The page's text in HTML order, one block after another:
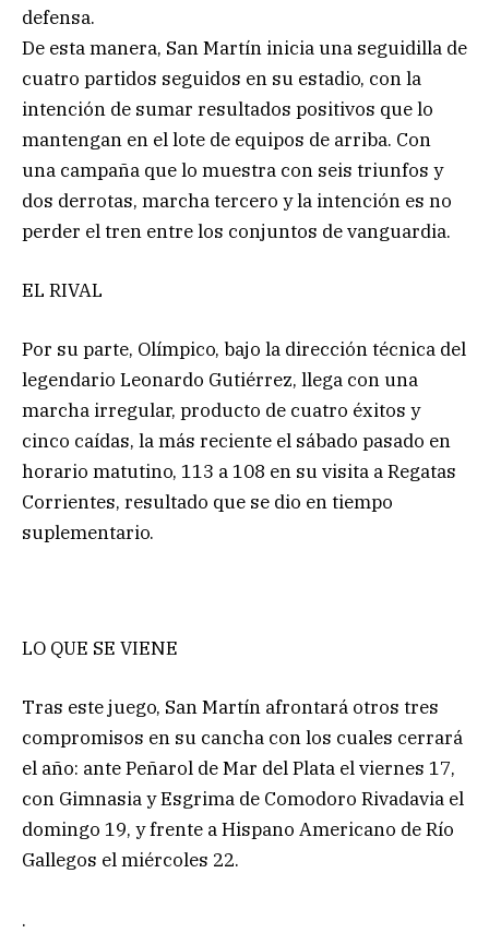
defensa.
De esta manera, San Martín inicia una seguidilla de
cuatro partidos seguidos en su estadio, con la
intención de sumar resultados positivos que lo
mantengan en el lote de equipos de arriba. Con
una campaña que lo muestra con seis triunfos y
dos derrotas, marcha tercero y la intención es no
perder el tren entre los conjuntos de vanguardia.
EL RIVAL
Por su parte, Olímpico, bajo la dirección técnica del
legendario Leonardo Gutiérrez, llega con una
marcha irregular, producto de cuatro éxitos y
cinco caídas, la más reciente el sábado pasado en
horario matutino, 113 a 108 en su visita a Regatas
Corrientes, resultado que se dio en tiempo
suplementario.
LO QUE SE VIENE
Tras este juego, San Martín afrontará otros tres
compromisos en su cancha con los cuales cerrará
el año: ante Peñarol de Mar del Plata el viernes 17,
con Gimnasia y Esgrima de Comodoro Rivadavia el
domingo 19, y frente a Hispano Americano de Río
Gallegos el miércoles 22.
.